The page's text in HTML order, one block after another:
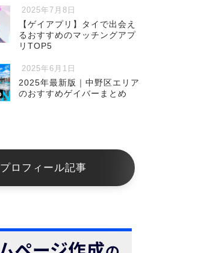
2025年7月8日
【ゲイアプリ】タイで出会え
るおすすめのマッチングアプ
リTOP5
2025年6月1日
2025年最新版｜中野区エリア
のおすすめゲイバーまとめ
プロフィール記事